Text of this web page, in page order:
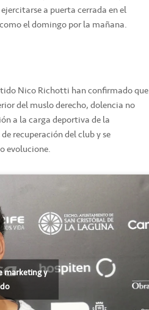
a puerta cerrada en el
el domingo por la mañana.
Nico Richotti han confirmado que
del muslo derecho, dolencia no
a la carga deportiva de la
recuperación del club y se
evolucione.
marketing y